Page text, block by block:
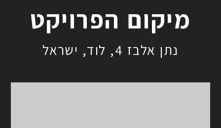
מיקום הפרויקט
נתן אלבז 4, לוד, ישראל